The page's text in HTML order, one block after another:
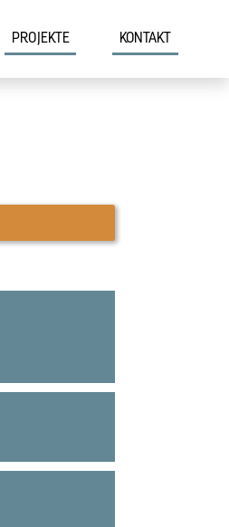
PROJEKTE KONTAKT